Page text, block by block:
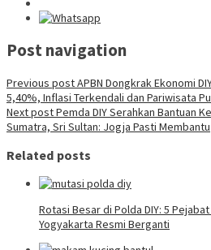
Post navigation
Previous postAPBN Dongkrak Ekonomi
5,40%, Inflasi Terkendali dan Pariwisata
Next postPemda DIY Serahkan Bantuan
Sumatra, Sri Sultan: Jogja Pasti Membantu
Related posts
Rotasi Besar di Polda DIY: 5
Yogyakarta Resmi Berganti